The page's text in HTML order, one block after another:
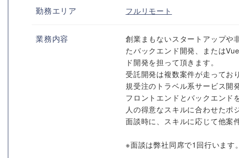
勤務エリア フルリモート
業務内容
創業まもないスタートアップや
たバックエンド開発、または
ド開発を担って頂きます。
受託開発は複数案件が走ってお
規受注のトラベル系サービス開
フロントエンドとバックエンド
人の得意なスキルに合わせたポ
面談時に、スキルに応じて他案
※面談は弊社同席で1回行います。